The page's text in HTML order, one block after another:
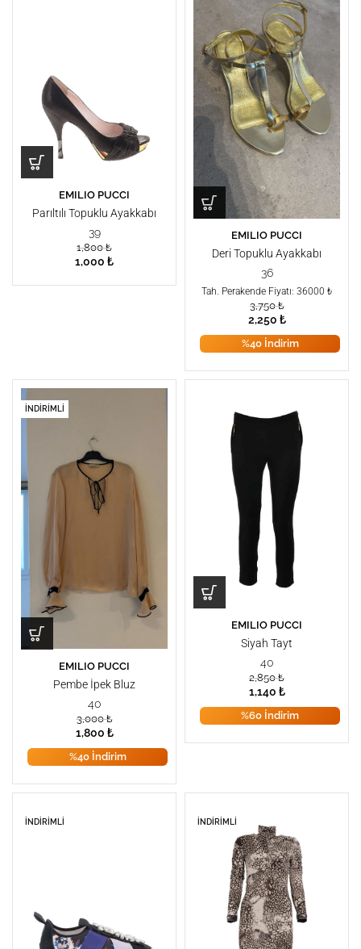
EMILIO PUCCI
Parıltılı Topuklu Ayakkabı
39
1,800₺
1,000 ₺
EMILIO PUCCI
Deri Topuklu Ayakkabı
36
Tah. Perakende Fiyatı: 36000 ₺
3,750₺
2,250 ₺
%40 İndirim
İNDIRIMLI
EMILIO PUCCI
Pembe İpek Bluz
40
3,000₺
1,800 ₺
%40 İndirim
EMILIO PUCCI
Siyah Tayt
40
2,850₺
1,140 ₺
%60 İndirim
İNDIRIMLI İNDIRIMLI